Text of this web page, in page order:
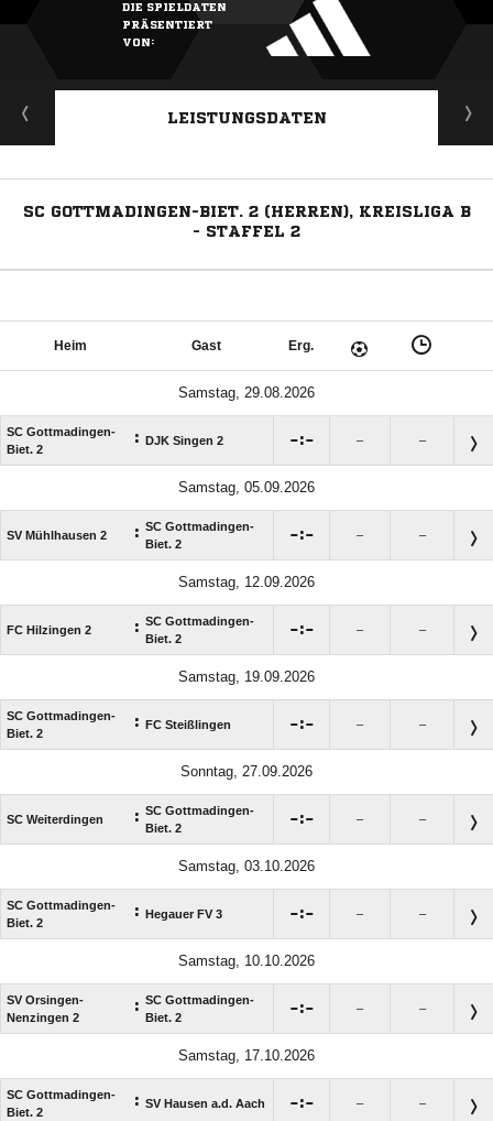
DIE SPIELDATEN
PRÄSENTIERT
VON:
LEISTUNGSDATEN
SC GOTTMADINGEN-BIET. 2 (HERREN), KREISLIGA B
- STAFFEL 2
Heim Gast Erg.
Samstag, 29.08.2026
SC Gottmadingen-
Biet. 2
: DJK Singen 2 : – –
Samstag, 05.09.2026
SV Mühlhausen 2 : SC Gottmadingen-
Biet. 2
: – –
Samstag, 12.09.2026
FC Hilzingen 2 : SC Gottmadingen-
Biet. 2
: – –
Samstag, 19.09.2026
SC Gottmadingen-
Biet. 2
: FC Steißlingen : – –
Sonntag, 27.09.2026
SC Weiterdingen : SC Gottmadingen-
Biet. 2
: – –
Samstag, 03.10.2026
SC Gottmadingen-
Biet. 2
: Hegauer FV 3 : – –
Samstag, 10.10.2026
SV Orsingen-
Nenzingen 2
: SC Gottmadingen-
Biet. 2
: – –
Samstag, 17.10.2026
SC Gottmadingen-
Biet. 2
: SV Hausen a.d. Aach : – –